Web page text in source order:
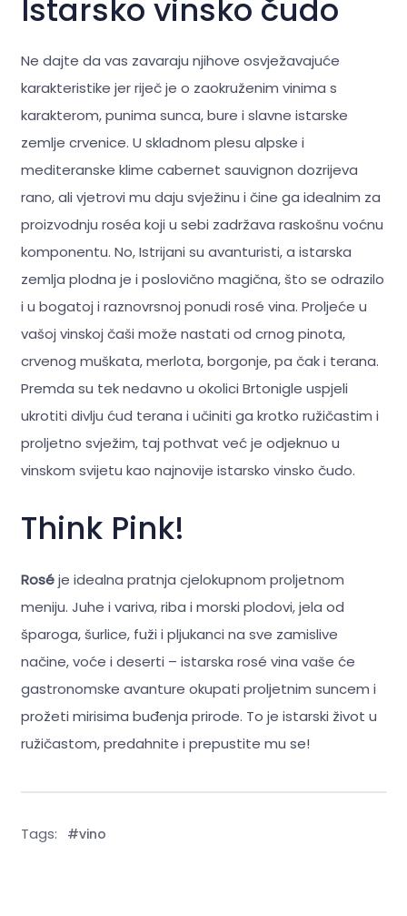
Istarsko vinsko čudo
Ne dajte da vas zavaraju njihove osvježavajuće
karakteristike jer riječ je o zaokruženim vinima s
karakterom, punima sunca, bure i slavne istarske
zemlje crvenice. U skladnom plesu alpske i
mediteranske klime cabernet sauvignon dozrijeva
rano, ali vjetrovi mu daju svježinu i čine ga idealnim za
proizvodnju roséa koji u sebi zadržava raskošnu voćnu
komponentu. No, Istrijani su avanturisti, a istarska
zemlja plodna je i poslovično magična, što se odrazilo
i u bogatoj i raznovrsnoj ponudi rosé vina. Proljeće u
vašoj vinskoj čaši može nastati od crnog pinota,
crvenog muškata, merlota, borgonje, pa čak i terana.
Premda su tek nedavno u okolici Brtonigle uspjeli
ukrotiti divlju ćud terana i učiniti ga krotko ružičastim i
proljetno svježim, taj pothvat već je odjeknuo u
vinskom svijetu kao najnovije istarsko vinsko čudo.
Think Pink!
Roséje idealna pratnja cjelokupnom proljetnom
meniju. Juhe i variva, riba i morski plodovi, jela od
šparoga, šurlice, fuži i pljukanci na sve zamislive
načine, voće i deserti – istarska rosé vina vaše će
gastronomske avanture okupati proljetnim suncem i
prožeti mirisima buđenja prirode. To je istarski život u
ružičastom, predahnite i prepustite mu se!
Tags: #vino